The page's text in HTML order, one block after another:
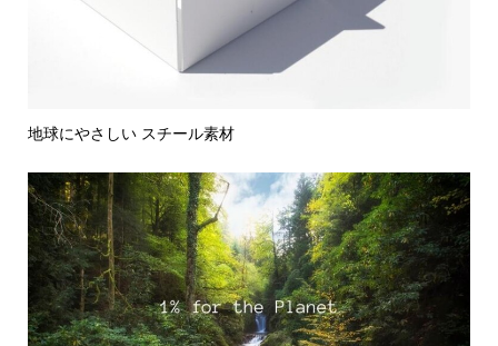
地球にやさしい スチール素材